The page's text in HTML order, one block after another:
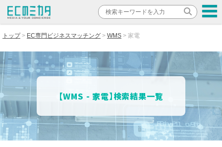
トップ EC専門ビジネスマッチング WMS 家電
【WMS - 家電】検索結果一覧